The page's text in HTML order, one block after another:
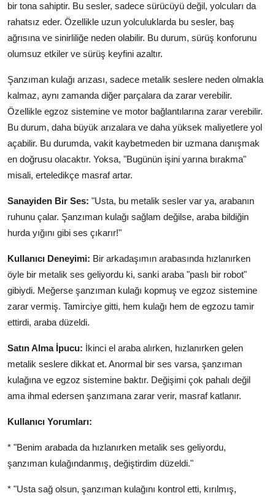
bir tona sahiptir. Bu sesler, sadece sürücüyü değil, yolcuları da
rahatsız eder. Özellikle uzun yolculuklarda bu sesler, baş
ağrısına ve sinirliliğe neden olabilir. Bu durum, sürüş konforunu
olumsuz etkiler ve sürüş keyfini azaltır.
Şanzıman kulağı arızası, sadece metalik seslere neden olmakla
kalmaz, aynı zamanda diğer parçalara da zarar verebilir.
Özellikle egzoz sistemine ve motor bağlantılarına zarar verebilir.
Bu durum, daha büyük arızalara ve daha yüksek maliyetlere yol
açabilir. Bu durumda, vakit kaybetmeden bir uzmana danışmak
en doğrusu olacaktır. Yoksa, "Bugünün işini yarına bırakma"
misali, erteledikçe masraf artar.
Sanayiden Bir Ses: "Usta, bu metalik sesler var ya, arabanın
ruhunu çalar. Şanzıman kulağı sağlam değilse, araba bildiğin
hurda yığını gibi ses çıkarır!"
Kullanıcı Deneyimi: Bir arkadaşımın arabasında hızlanırken
öyle bir metalik ses geliyordu ki, sanki araba "paslı bir robot"
gibiydi. Meğerse şanzıman kulağı kopmuş ve egzoz sistemine
zarar vermiş. Tamirciye gitti, hem kulağı hem de egzozu tamir
ettirdi, araba düzeldi.
Satın Alma İpucu: İkinci el araba alırken, hızlanırken gelen
metalik seslere dikkat et. Anormal bir ses varsa, şanzıman
kulağına ve egzoz sistemine baktır. Değişimi çok pahalı değil
ama ihmal edersen şanzımana zarar verir, masraf katlanır.
Kullanıcı Yorumları:
* "Benim arabada da hızlanırken metalik ses geliyordu,
şanzıman kulağındanmış, değiştirdim düzeldi."
* "Usta sağ olsun, şanzıman kulağını kontrol etti, kırılmış,